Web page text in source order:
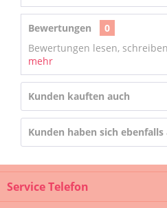
Bewertungen
0
Bewertungen lesen,
mehr
Kunden kauften auch
Kunden haben sich ebenfalls
Service Telefon